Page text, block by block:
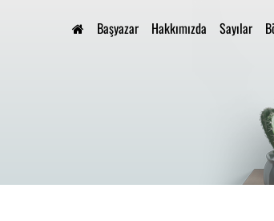
Başyazar Hakkımızda Sayılar